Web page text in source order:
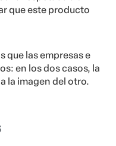
que este producto
que las empresas e
en los dos casos, la
la imagen del otro.